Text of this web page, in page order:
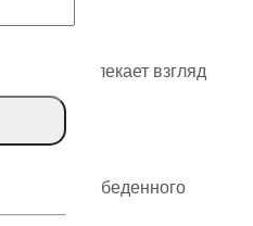
привлекает взгляд
вашего обеденного